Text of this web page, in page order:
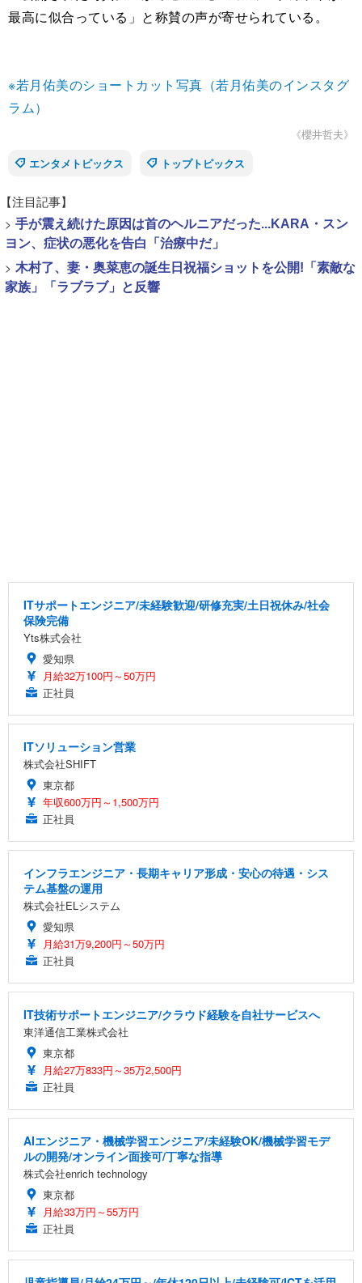
最高に似合っている」と称賛の声が寄せられている。
※若月佑美のショートカット写真（若月佑美のインスタグ
ラム）
《櫻井哲夫》
エンタメトピックス
トップトピックス
【注目記事】
> 手が震え続けた原因は首のヘルニアだった...KARA・スン
ヨン、症状の悪化を告白「治療中だ」
> 木村了、妻・奥菜恵の誕生日祝福ショットを公開!「素敵な
家族」「ラブラブ」と反響
ITサポートエンジニア/未経験歓迎/研修充実/土日祝休み/社会
保険完備
Yts株式会社
愛知県
月給32万100円～50万円
正社員
ITソリューション営業
株式会社SHIFT
東京都
年収600万円～1,500万円
正社員
インフラエンジニア・長期キャリア形成・安心の待遇・シス
テム基盤の運用
株式会社ELシステム
愛知県
月給31万9,200円～50万円
正社員
IT技術サポートエンジニア/クラウド経験を自社サービスへ
東洋通信工業株式会社
東京都
月給27万833円～35万2,500円
正社員
AIエンジニア・機械学習エンジニア/未経験OK/機械学習モデ
ルの開発/オンライン面接可/丁寧な指導
株式会社enrich technology
東京都
月給33万円～55万円
正社員